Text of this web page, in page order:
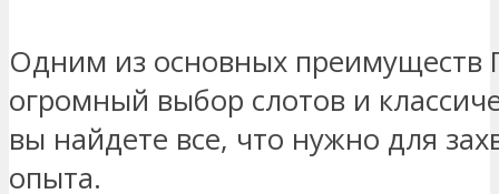
Одним из основных преимуществ
огромный выбор слотов и
вы найдете все, что нужно для
опыта.